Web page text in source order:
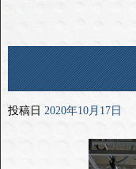
投稿日 2020年10月17日